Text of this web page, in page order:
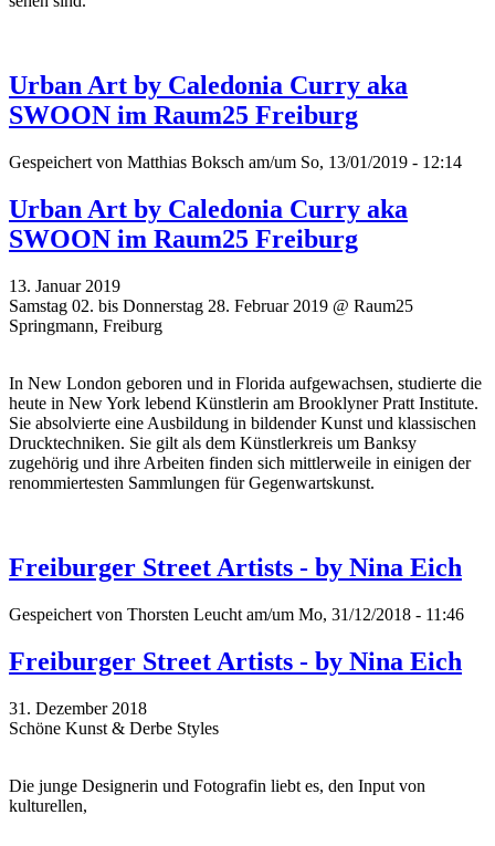
Urban Art by Caledonia Curry aka
SWOON im Raum25 Freiburg
Gespeichert von Matthias Boksch am/um So, 13/01/2019 - 12:14
Urban Art by Caledonia Curry aka
SWOON im Raum25 Freiburg
13. Januar 2019
Samstag 02. bis Donnerstag 28. Februar 2019 @ Raum25
Springmann, Freiburg
In New London geboren und in Florida aufgewachsen, studierte die
heute in New York lebend Künstlerin am Brooklyner Pratt Institute.
Sie absolvierte eine Ausbildung in bildender Kunst und klassischen
Drucktechniken. Sie gilt als dem Künstlerkreis um Banksy
zugehörig und ihre Arbeiten finden sich mittlerweile in einigen der
renommiertesten Sammlungen für Gegenwartskunst.
Freiburger Street Artists - by Nina Eich
Gespeichert von Thorsten Leucht am/um Mo, 31/12/2018 - 11:46
Freiburger Street Artists - by Nina Eich
31. Dezember 2018
Schöne Kunst & Derbe Styles
Die junge Designerin und Fotografin liebt es, den Input von
kulturellen,